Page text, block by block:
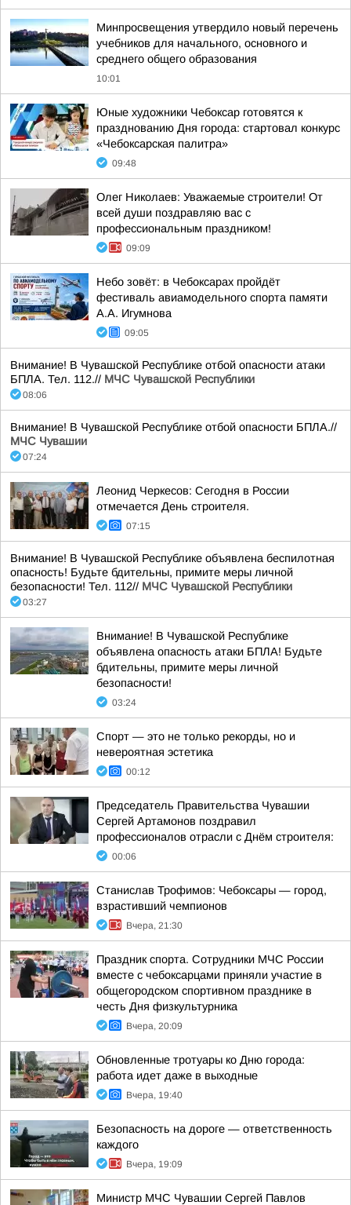
Минпросвещения утвердило новый перечень
учебников для начального, основного и
среднего общего образования
10:01
Юные художники Чебоксар готовятся к
празднованию Дня города: стартовал конкурс
«Чебоксарская палитра»
09:48
Олег Николаев: Уважаемые строители! От
всей души поздравляю вас с
профессиональным праздником!
09:09
Небо зовёт: в Чебоксарах пройдёт
фестиваль авиамодельного спорта памяти
А.А. Игумнова
09:05
Внимание! В Чувашской Республике отбой опасности атаки
БПЛА. Тел. 112.// МЧС Чувашской Республики
08:06
Внимание! В Чувашской Республике отбой опасности БПЛА.//
МЧС Чувашии
07:24
Леонид Черкесов: Сегодня в России
отмечается День строителя.
07:15
Внимание! В Чувашской Республике объявлена беспилотная
опасность! Будьте бдительны, примите меры личной
безопасности! Тел. 112// МЧС Чувашской Республики
03:27
Внимание! В Чувашской Республике
объявлена опасность атаки БПЛА! Будьте
бдительны, примите меры личной
безопасности!
03:24
Спорт — это не только рекорды, но и
невероятная эстетика
00:12
Председатель Правительства Чувашии
Сергей Артамонов поздравил
профессионалов отрасли с Днём строителя:
00:06
Станислав Трофимов: Чебоксары — город,
взрастивший чемпионов
Вчера, 21:30
Праздник спорта. Сотрудники МЧС России
вместе с чебоксарцами приняли участие в
общегородском спортивном празднике в
честь Дня физкультурника
Вчера, 20:09
Обновленные тротуары ко Дню города:
работа идет даже в выходные
Вчера, 19:40
Безопасность на дороге — ответственность
каждого
Вчера, 19:09
Министр МЧС Чувашии Сергей Павлов